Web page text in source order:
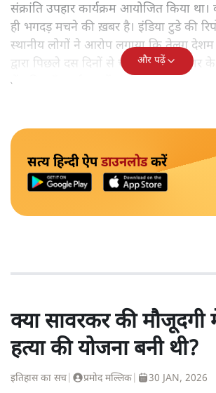
संक्रांति उपहार कार्यक्रम आयोजित किया था।
ही भगदड़ मचने की ख़बर है। इंडिया टुडे की
स्थानीय लोगों ने आरोप लगाया कि तेलुगू देशम
द्वारा पिछले दस दिनों से चलाए जा रहे प्रचार
में महिलाएँ कार्यक्रम में आईं।
और पढ़ें
सत्य हिन्दी ऐपडाउनलोडकरें
क्या सावरकर की मौजूदगी
हत्या की योजना बनी थी?
इतिहास का सच प्रमोद मल्लिक 30 JAN, 2026